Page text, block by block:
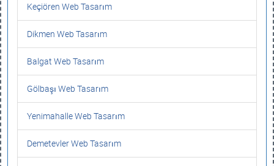
Keçiören Web Tasarım
Dikmen Web Tasarım
Balgat Web Tasarım
Gölbaşı Web Tasarım
Yenimahalle Web Tasarım
Demetevler Web Tasarım